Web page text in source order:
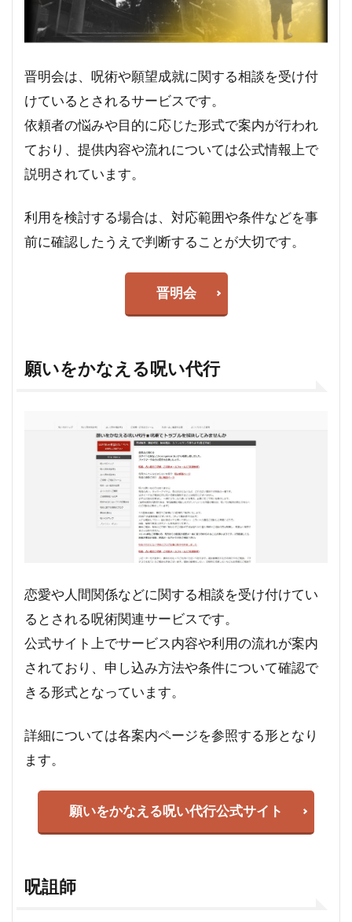
晋明会は、呪術や願望成就に関する相談を受け付
けているとされるサービスです。
依頼者の悩みや目的に応じた形式で案内が行われ
ており、提供内容や流れについては公式情報上で
説明されています。
利用を検討する場合は、対応範囲や条件などを事
前に確認したうえで判断することが大切です。
晋明会
願いをかなえる呪い代行
恋愛や人間関係などに関する相談を受け付けてい
るとされる呪術関連サービスです。
公式サイト上でサービス内容や利用の流れが案内
されており、申し込み方法や条件について確認で
きる形式となっています。
詳細については各案内ページを参照する形となり
ます。
願いをかなえる呪い代行公式サイト
呪詛師